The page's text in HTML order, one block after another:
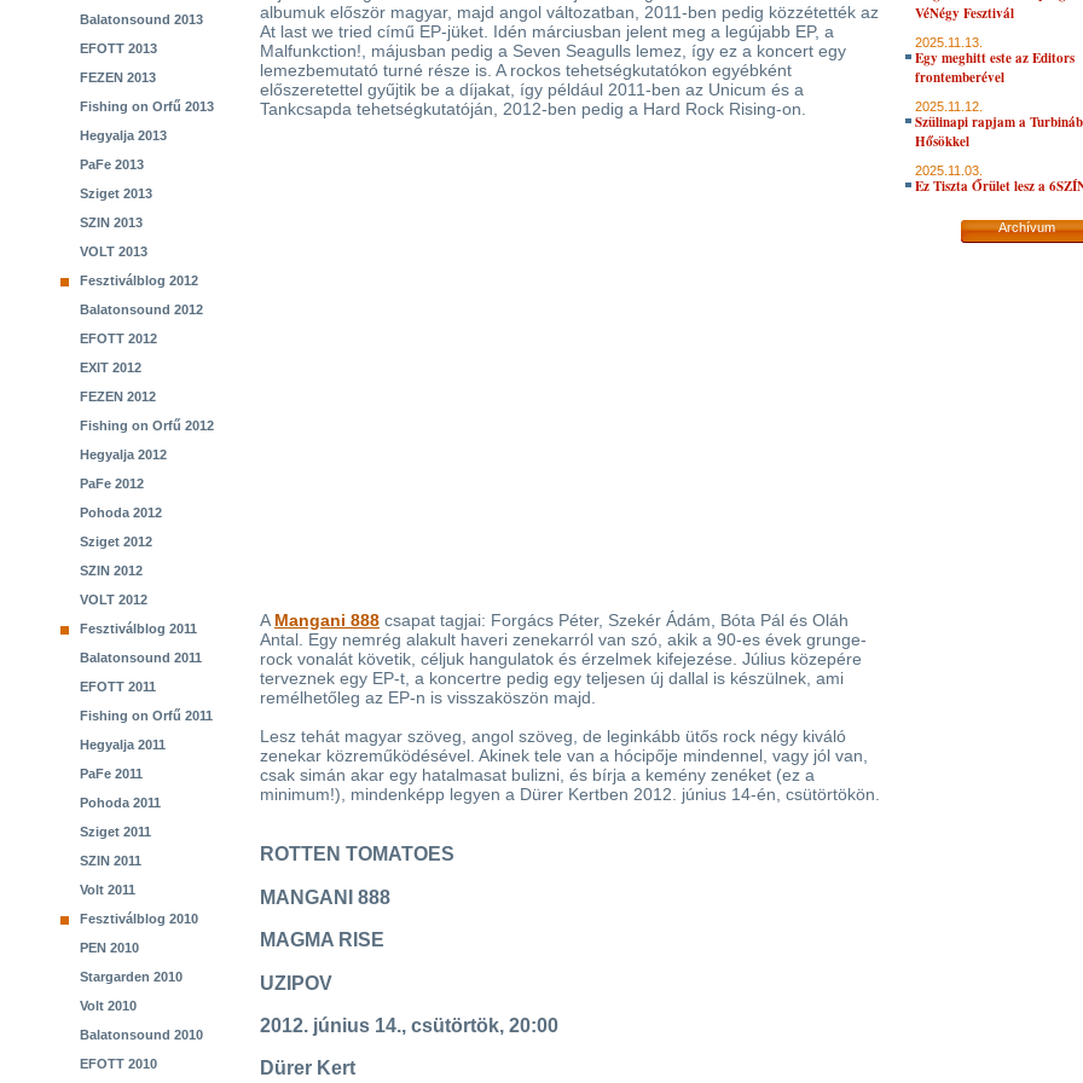
Balatonsound 2013
EFOTT 2013
FEZEN 2013
Fishing on Orfű 2013
Hegyalja 2013
PaFe 2013
Sziget 2013
SZIN 2013
VOLT 2013
Fesztiválblog 2012
Balatonsound 2012
EFOTT 2012
EXIT 2012
FEZEN 2012
Fishing on Orfű 2012
Hegyalja 2012
PaFe 2012
Pohoda 2012
Sziget 2012
SZIN 2012
VOLT 2012
Fesztiválblog 2011
Balatonsound 2011
EFOTT 2011
Fishing on Orfű 2011
Hegyalja 2011
PaFe 2011
Pohoda 2011
Sziget 2011
SZIN 2011
Volt 2011
Fesztiválblog 2010
PEN 2010
Stargarden 2010
Volt 2010
Balatonsound 2010
EFOTT 2010
albumuk először magyar, majd angol változatban, 2011-ben pedig közzétették az
At last we tried című EP-jüket. Idén márciusban jelent meg a legújabb EP, a
Malfunkction!, májusban pedig a Seven Seagulls lemez, így ez a koncert egy
lemezbemutató turné része is. A rockos tehetségkutatókon egyébként
előszeretettel gyűjtik be a díjakat, így például 2011-ben az Unicum és a
Tankcsapda tehetségkutatóján, 2012-ben pedig a Hard Rock Rising-on.
A Mangani 888 csapat tagjai: Forgács Péter, Szekér Ádám, Bóta Pál és Oláh
Antal. Egy nemrég alakult haveri zenekarról van szó, akik a 90-es évek grunge-
rock vonalát követik, céljuk hangulatok és érzelmek kifejezése. Július közepére
terveznek egy EP-t, a koncertre pedig egy teljesen új dallal is készülnek, ami
remélhetőleg az EP-n is visszaköszön majd.
Lesz tehát magyar szöveg, angol szöveg, de leginkább ütős rock négy kiváló
zenekar közreműködésével. Akinek tele van a hócipője mindennel, vagy jól van,
csak simán akar egy hatalmasat bulizni, és bírja a kemény zenéket (ez a
minimum!), mindenképp legyen a Dürer Kertben 2012. június 14-én, csütörtökön.
ROTTEN TOMATOES
MANGANI 888
MAGMA RISE
UZIPOV
2012. június 14., csütörtök, 20:00
Dürer Kert
VéNégy Fesztivál
2025.11.13.
Egy meghitt este az Editors
frontemberével
2025.11.12.
Szülinapi rapjam a
Hősökkel
2025.11.03.
Ez Tiszta Őrület lesz a
Archívum